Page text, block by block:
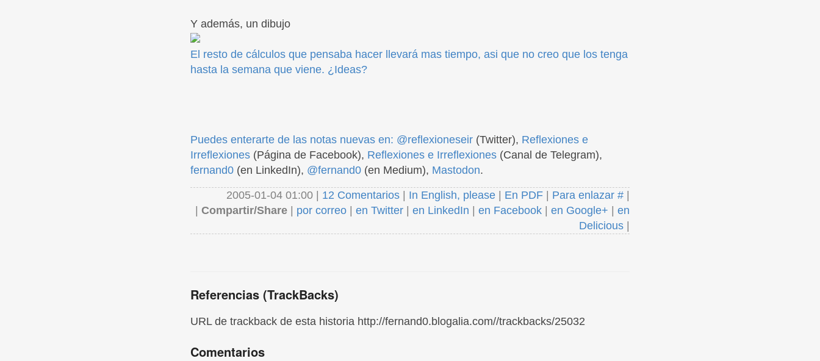
Y además, un dibujo
El resto de cálculos que pensaba hacer llevará mas tiempo, asi que no creo que los tenga
hasta la semana que viene. ¿Ideas?
Puedes enterarte de las notas nuevas en: @reflexioneseir (Twitter), Reflexiones e
Irreflexiones (Página de Facebook), Reflexiones e Irreflexiones (Canal de Telegram),
fernand0 (en LinkedIn), @fernand0 (en Medium), Mastodon.
2005-01-04 01:00 | 12 Comentarios In English, please En PDF Para enlazar #
Compartir/Share por correo en Twitter en LinkedIn en Facebook en Google+
en
Delicious
Referencias (TrackBacks)
URL de trackback de esta historia http://fernand0.blogalia.com//trackbacks/25032
Comentarios